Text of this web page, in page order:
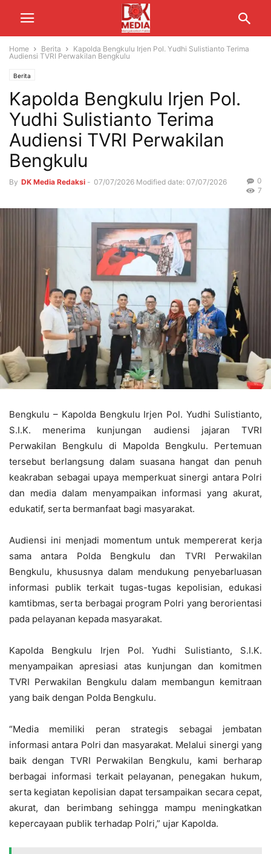
Home Berita
Kapolda Bengkulu Irjen Pol. Yudhi Sulistianto Terima
Audiensi TVRI Perwakilan Bengkulu
Berita
Kapolda Bengkulu Irjen Pol.
Yudhi Sulistianto Terima
Audiensi TVRI Perwakilan
Bengkulu
By DK Media Redaksi - 07/07/2026 Modified date: 07/07/2026
0
7
Bengkulu – Kapolda Bengkulu Irjen Pol. Yudhi Sulistianto,
S.I.K. menerima kunjungan audiensi jajaran TVRI
Perwakilan Bengkulu di Mapolda Bengkulu. Pertemuan
tersebut berlangsung dalam suasana hangat dan penuh
keakraban sebagai upaya memperkuat sinergi antara Polri
dan media dalam menyampaikan informasi yang akurat,
edukatif, serta bermanfaat bagi masyarakat.
Audiensi ini menjadi momentum untuk mempererat kerja
sama antara Polda Bengkulu dan TVRI Perwakilan
Bengkulu, khususnya dalam mendukung penyebarluasan
informasi publik terkait tugas-tugas kepolisian, edukasi
kamtibmas, serta berbagai program Polri yang berorientasi
pada pelayanan kepada masyarakat.
Kapolda Bengkulu Irjen Pol. Yudhi Sulistianto, S.I.K.
menyampaikan apresiasi atas kunjungan dan komitmen
TVRI Perwakilan Bengkulu dalam membangun kemitraan
yang baik dengan Polda Bengkulu.
“Media memiliki peran strategis sebagai jembatan
informasi antara Polri dan masyarakat. Melalui sinergi yang
baik dengan TVRI Perwakilan Bengkulu, kami berharap
berbagai informasi terkait pelayanan, penegakan hukum,
serta kegiatan kepolisian dapat tersampaikan secara cepat,
akurat, dan berimbang sehingga mampu meningkatkan
kepercayaan publik terhadap Polri,” ujar Kapolda.